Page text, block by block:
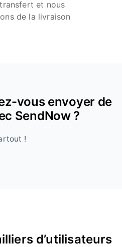
et nous
de la livraison
vous envoyer de
SendNow ?
!
d’utilisateurs